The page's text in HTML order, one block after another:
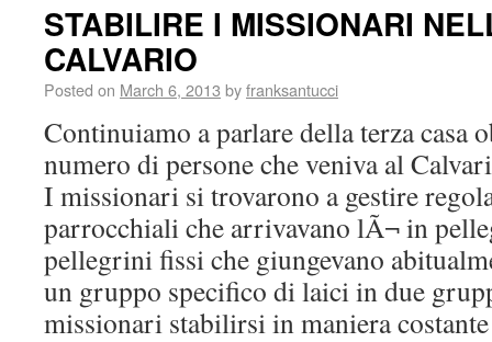
STABILIRE I MISSIONARI
CALVARIO
Posted on March 6, 2013 byfranksantucci
Continuiamo a parlare della terza casa
numero di persone che veniva al
I missionari si trovarono a gestire
parrocchiali che arrivavano lÃ¬ in
pellegrini fissi che giungevano
un gruppo specifico di laici in due
missionari stabilirsi in maniera